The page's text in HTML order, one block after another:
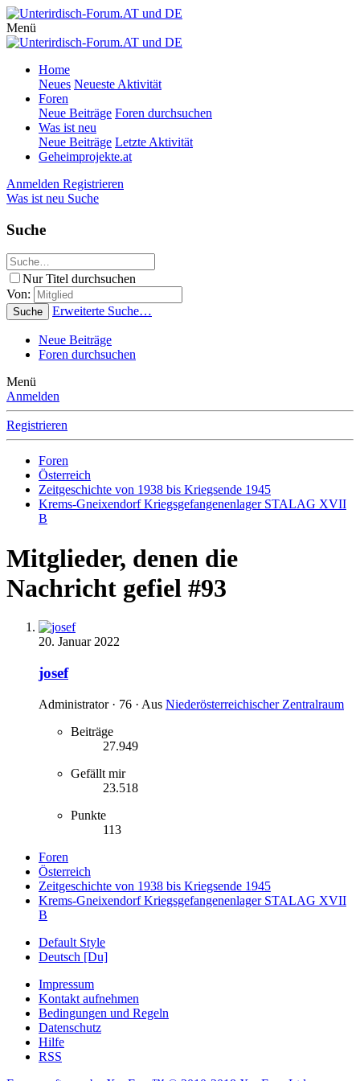
Menü
Home
Neues Neueste Aktivität
Foren
Neue Beiträge Foren durchsuchen
Was ist neu
Neue Beiträge Letzte Aktivität
Geheimprojekte.at
Anmelden Registrieren
Was ist neu Suche
Suche
Nur Titel durchsuchen
Von:
Suche Erweiterte Suche…
Neue Beiträge
Foren durchsuchen
Menü
Anmelden
Registrieren
Foren
Österreich
Zeitgeschichte von 1938 bis Kriegsende 1945
Krems-Gneixendorf Kriegsgefangenenlager STALAG XVII
B
Mitglieder, denen die
Nachricht gefiel #93
20. Januar 2022
josef
Administrator · 76 · Aus Niederösterreichischer Zentralraum
Beiträge
27.949
Gefällt mir
23.518
Punkte
113
Foren
Österreich
Zeitgeschichte von 1938 bis Kriegsende 1945
Krems-Gneixendorf Kriegsgefangenenlager STALAG XVII
B
Default Style
Deutsch [Du]
Impressum
Kontakt aufnehmen
Bedingungen und Regeln
Datenschutz
Hilfe
RSS